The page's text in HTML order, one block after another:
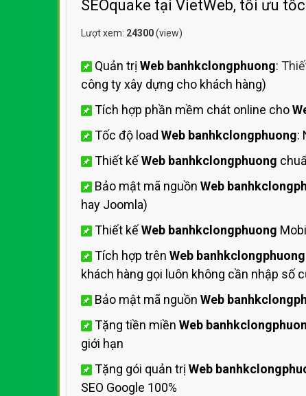
SEOquake tại VietWeb, tối ưu
Lượt xem: 24300(view)
Quản trị Web banhkclongphuong:
công ty xây dựng cho khách hàng)
Tích hợp phần mềm chát online cho
Tốc độ load Web banhkclongphuong:
Thiết kếWeb banhkclongphuong
Bảo mật mã nguồn Web
hay Joomla)
Thiết kếWeb banhkclongphuong
Tích hợp trên Web banhkclongphuong
khách hàng gọi luôn không cần nhập số
Bảo mật mã nguồn Web
Tặng tiền miền Web
giới hạn
Tặng gói quản trị Web
SEO Google 100%